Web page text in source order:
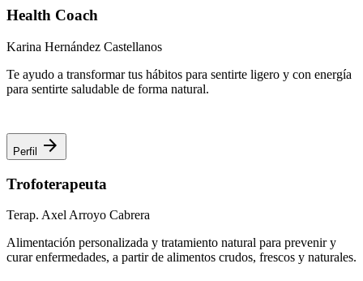
Health Coach
Karina Hernández Castellanos
Te ayudo a transformar tus hábitos para sentirte ligero y con energía
para sentirte saludable de forma natural.
Perfil arrow_forward
Trofoterapeuta
Terap. Axel Arroyo Cabrera
Alimentación personalizada y tratamiento natural para prevenir y
curar enfermedades, a partir de alimentos crudos, frescos y naturales.